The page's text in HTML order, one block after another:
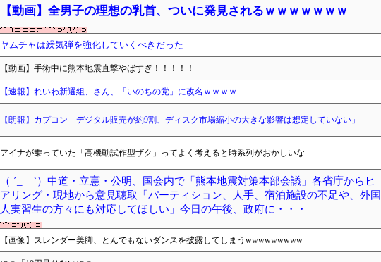
【動画】全男子の理想の乳首、ついに発見されるｗｗｗｗｗｗｗ
ヤムチャは繰気弾を強化していくべきだった
【動画】手術中に熊本地震直撃やばすぎ！！！！！
【速報】れいわ新選組、さん、「いのちの党」に改名ｗｗｗｗ
【朗報】カプコン「デジタル販売が約9割、ディスク市場縮小の大きな影響は想定していない」
アイナが乗っていた「高機動試作型ザク」ってよく考えると時系列がおかしいな
（ ´_ゝ`）中道・立憲・公明、国会内で「熊本地震対策本部会議」各省庁からヒ
アリング・現地から意見聴取「パーティション、人手、宿泊施設の不足や、外国
人実習生の方々にも対応してほしい」今日の午後、政府に・・・
【画像】スレンダー美脚、とんでもないダンスを披露してしまうwwwwwwwww